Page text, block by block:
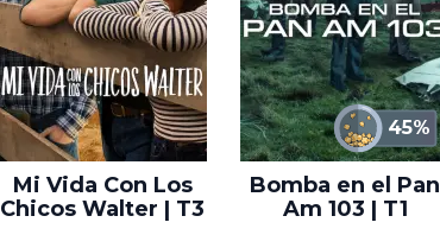
Mi Vida Con Los
Chicos Walter | T3
45%
Bomba en el Pan
Am 103 | T1